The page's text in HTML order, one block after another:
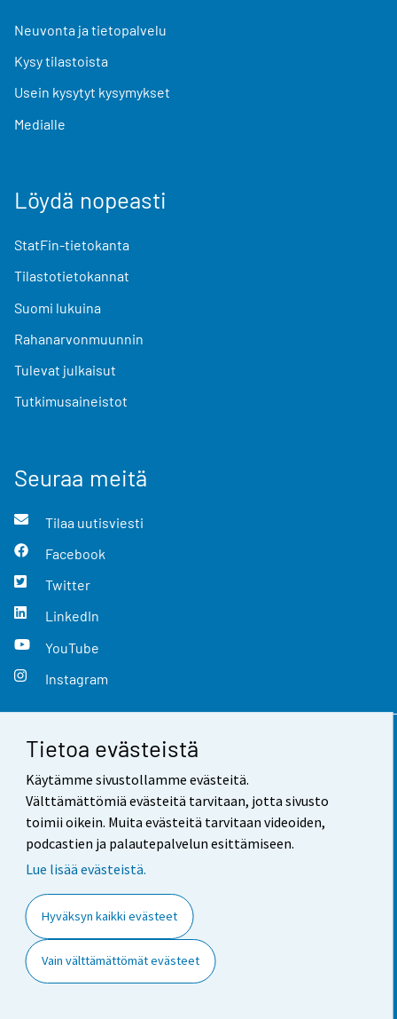
Tietoa evästeistä
Käytämme sivustollamme evästeitä.
Välttämättömiä evästeitä tarvitaan, jotta sivusto
toimii oikein. Muita evästeitä tarvitaan videoiden,
podcastien ja palautepalvelun esittämiseen.
Lue lisää evästeistä.
Hyväksyn kaikki evästeet
Vain välttämättömät evästeet
Neuvonta ja tietopalvelu
Kysy tilastoista
Usein kysytyt kysymykset
Medialle
Löydä nopeasti
StatFin-tietokanta
Tilastotietokannat
Suomi lukuina
Rahanarvonmuunnin
Tulevat julkaisut
Tutkimusaineistot
Seuraa meitä
Tilaa uutisviesti
Facebook
Twitter
LinkedIn
YouTube
Instagram
Yhteystiedot
Palaute
Käyttöehdot
Saavutettavuus
Tietoa sivustosta
Evästeasetukset